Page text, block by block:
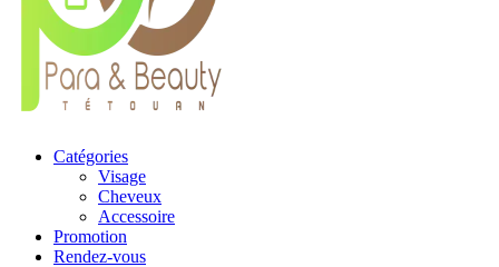
Catégories
Visage
Cheveux
Accessoire
Promotion
Rendez-vous